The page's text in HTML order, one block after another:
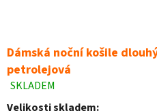
Dámská noční košile
petrolejová
Průměrné
hodnocení
SKLADEM
Velikosti skladem: